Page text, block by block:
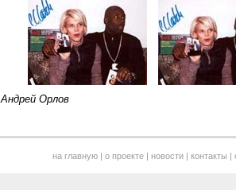
Андрей Орлов
на главную| о проекте| новости| контакты |